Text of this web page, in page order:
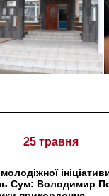
25 травня
Сум: Володимир